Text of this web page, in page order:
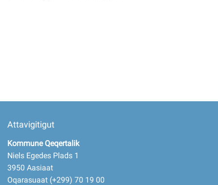
Attavigitigut
Kommune Qeqertalik
Niels Egedes Plads 1
3950 Aasiaat
Oqarasuaat (+299) 70 19 00